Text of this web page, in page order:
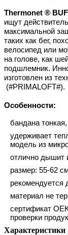
Thermonet ®
ищут
максимальной
таких как бег,
велосипед или
на голове, как
подшлемник.
изготовлен из
(#PRIMALOFT#).
Особенности:
бандана
удерживает
модель из
отлично дышит
размер: 55-62
рекомендуется
материал не
сертификат
проверки
Характеристики